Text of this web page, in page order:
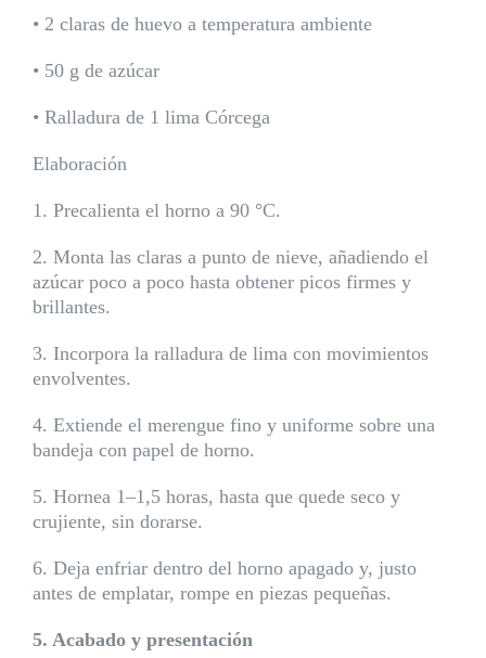
• 2 claras de huevo a temperatura ambiente
• 50 g de azúcar
• Ralladura de 1 lima Córcega
Elaboración
1. Precalienta el horno a 90 °C.
2. Monta las claras a punto de nieve, añadiendo el
azúcar poco a poco hasta obtener picos firmes y
brillantes.
3. Incorpora la ralladura de lima con movimientos
envolventes.
4. Extiende el merengue fino y uniforme sobre una
bandeja con papel de horno.
5. Hornea 1–1,5 horas, hasta que quede seco y
crujiente, sin dorarse.
6. Deja enfriar dentro del horno apagado y, justo
antes de emplatar, rompe en piezas pequeñas.
5. Acabado y presentación